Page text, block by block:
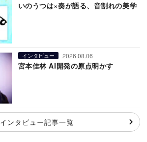
いのうつは×奏が語る、音割れの美学
インタビュー 2026.08.06
宮本佳林 AI開発の原点明かす
インタビュー記事一覧